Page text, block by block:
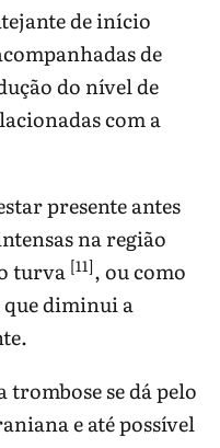
de início
de
do nível de
com a
presente antes
na região
turva [11], ou como
que diminui a
trombose se dá pelo
e até possível